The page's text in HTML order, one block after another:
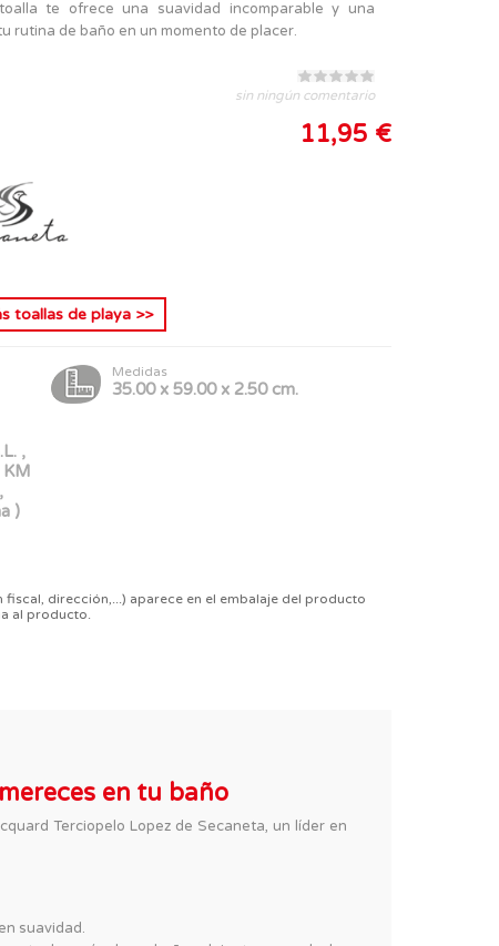
te ofrece una suavidad incomparable y una
rutina de baño en un momento de placer.
sin ningún comentario
11,95 €
toallas de playa>>
Medidas
35.00 x 59.00 x 2.50 cm.
,
KM
)
dirección,...) aparece en el embalaje del producto
al producto.
en tu baño
Terciopelo Lopez de Secaneta, un líder en
suavidad.